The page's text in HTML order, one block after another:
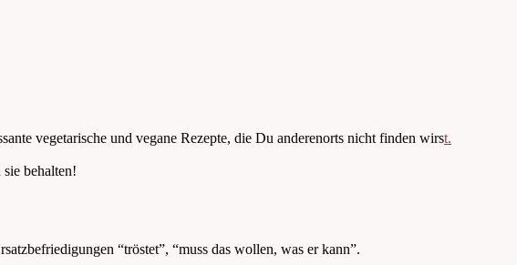
vegetarische und vegane Rezepte, die Du anderenorts nicht finden wirst.
behalten!
“tröstet”, “muss das wollen, was er kann”.